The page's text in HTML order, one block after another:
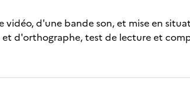
vidéo, d'une bande son, et mise en
d'orthographe, test de lecture et